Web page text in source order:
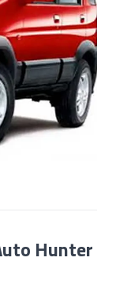
Hunter